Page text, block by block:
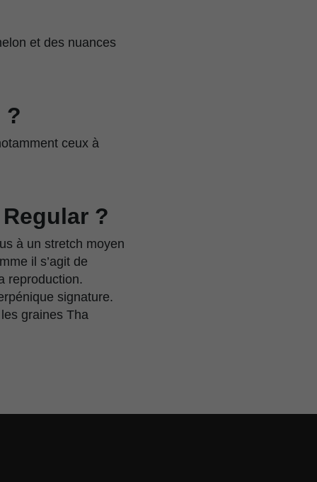
et des nuances
?
ceux à
?
à un stretch moyen
il s’agit de
reproduction.
signature.
graines Tha